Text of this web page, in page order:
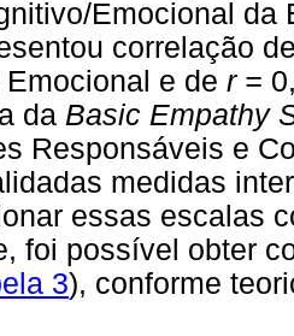
Emocional da
correlação
Emocional e de r =
da Basic Empathy
Responsáveis e
medidas
essas escalas
foi possível obter
3), conforme